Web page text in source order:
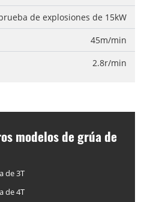
de explosiones de 15kW
45m/min
2.8r/min
modelos de grúa de
de 3T
de 4T